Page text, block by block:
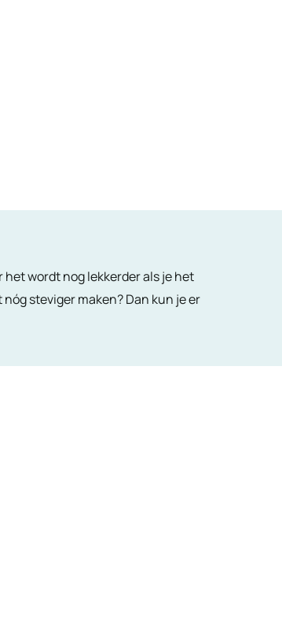
wordt nog lekkerder als je het
steviger maken? Dan kun je er